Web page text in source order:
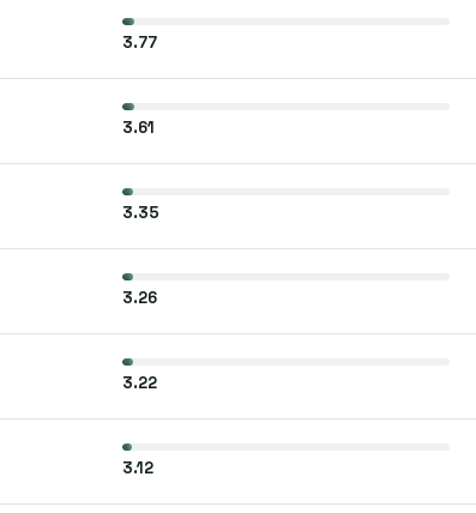
3.77
3.61
3.35
3.26
3.22
3.12